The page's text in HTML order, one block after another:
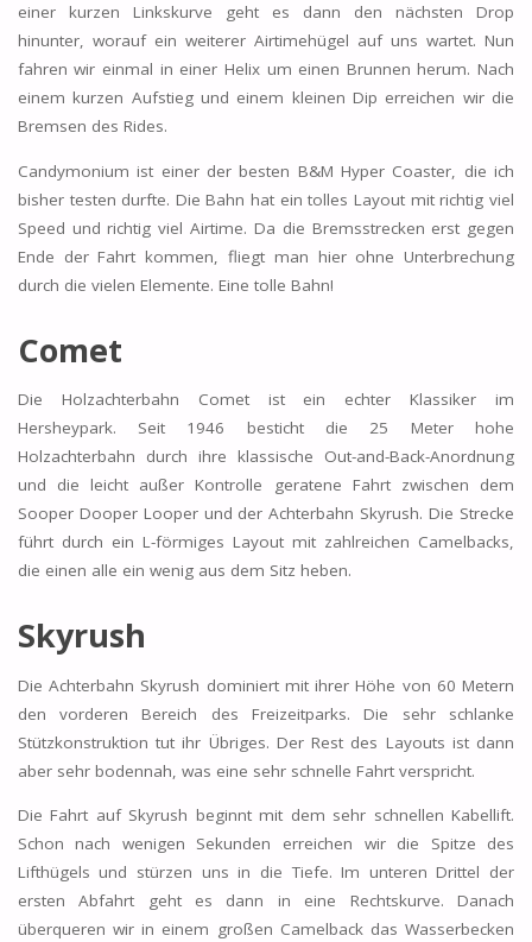
einer kurzen Linkskurve geht es dann den nächsten Drop
hinunter, worauf ein weiterer Airtimehügel auf uns wartet. Nun
fahren wir einmal in einer Helix um einen Brunnen herum. Nach
einem kurzen Aufstieg und einem kleinen Dip erreichen wir die
Bremsen des Rides.
Candymonium ist einer der besten B&M Hyper Coaster, die ich
bisher testen durfte. Die Bahn hat ein tolles Layout mit richtig viel
Speed und richtig viel Airtime. Da die Bremsstrecken erst gegen
Ende der Fahrt kommen, fliegt man hier ohne Unterbrechung
durch die vielen Elemente. Eine tolle Bahn!
Comet
Die Holzachterbahn Comet ist ein echter Klassiker im
Hersheypark. Seit 1946 besticht die 25 Meter hohe
Holzachterbahn durch ihre klassische Out-and-Back-Anordnung
und die leicht außer Kontrolle geratene Fahrt zwischen dem
Sooper Dooper Looper und der Achterbahn Skyrush. Die Strecke
führt durch ein L-förmiges Layout mit zahlreichen Camelbacks,
die einen alle ein wenig aus dem Sitz heben.
Skyrush
Die Achterbahn Skyrush dominiert mit ihrer Höhe von 60 Metern
den vorderen Bereich des Freizeitparks. Die sehr schlanke
Stützkonstruktion tut ihr Übriges. Der Rest des Layouts ist dann
aber sehr bodennah, was eine sehr schnelle Fahrt verspricht.
Die Fahrt auf Skyrush beginnt mit dem sehr schnellen Kabellift.
Schon nach wenigen Sekunden erreichen wir die Spitze des
Lifthügels und stürzen uns in die Tiefe. Im unteren Drittel der
ersten Abfahrt geht es dann in eine Rechtskurve. Danach
überqueren wir in einem großen Camelback das Wasserbecken